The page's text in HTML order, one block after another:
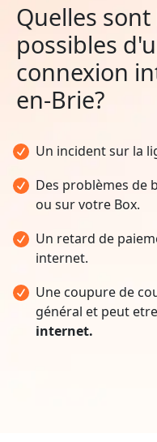
Quelles sont
possibles
connexion
en-Brie?
Un incident sur la
Des problèmes de
ou sur votre Box.
Un retard de
internet.
Une coupure de
général et peut
internet.